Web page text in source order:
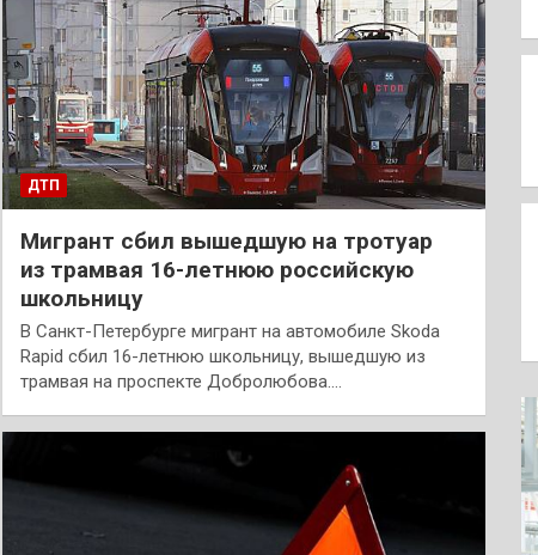
ДТП
Мигрант сбил вышедшую на тротуар
из трамвая 16-летнюю российскую
школьницу
В Санкт-Петербурге мигрант на автомобиле Skoda
Rapid сбил 16-летнюю школьницу, вышедшую из
трамвая на проспекте Добролюбова.…